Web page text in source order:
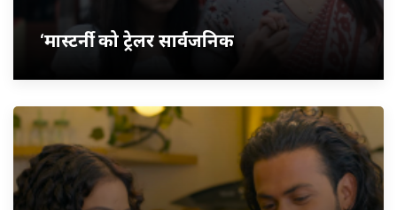
‘मास्टर्नी’ को ट्रेलर सार्वजनिक